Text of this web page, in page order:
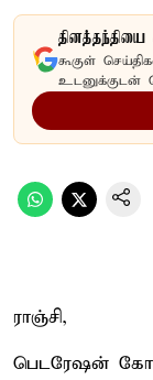
தினத்தந்தியை
கூகுள்
உடனுக்குடன்
ராஞ்சி,
பெடரேஷன்